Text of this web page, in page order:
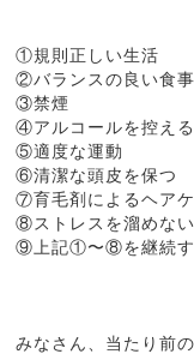
①規則正しい生活
②バランスの良い食事
③禁煙
④アルコールを控える
⑤適度な運動
⑥清潔な頭皮を保つ
⑦育毛剤によるヘア
⑧ストレスを溜めない
⑨上記①〜⑧を継続す
みなさん、当たり前